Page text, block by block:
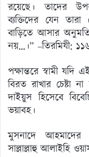
রয়েছে। তাদের
ব্যক্তিদের যেন
বাড়িতে আসার
নয়…।” –তিরমিযী:
পক্ষান্তরে স্বামী যদি
বিরত রাখার চেষ্টা
দাইয়ুস হিসেবে
ভয়াবহ।
মুসনাদে আহমাদের
সাল্লাল্লাহু আলাইহি